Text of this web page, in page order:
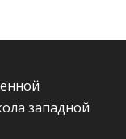
западной